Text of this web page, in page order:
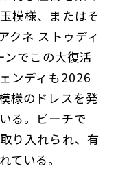
模様、またはそ
クネ ストゥディ
でこの大復活
ンディも2026
様のドレスを発
る。ビーチで
り入れられ、有
ている。